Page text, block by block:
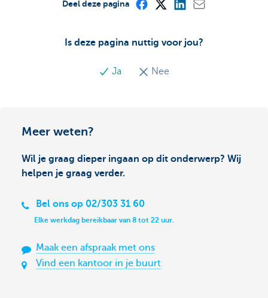
Is deze pagina nuttig voor jou?
Ja Nee
Deel deze pagina
Meer weten?
Wil je graag dieper ingaan op dit onderwerp? Wij
helpen je graag verder.
Bel ons op 02/303 31 60
Elke werkdag bereikbaar van 8 tot 22 uur.
Maak een afspraak met ons
Vind een kantoor in je buurt